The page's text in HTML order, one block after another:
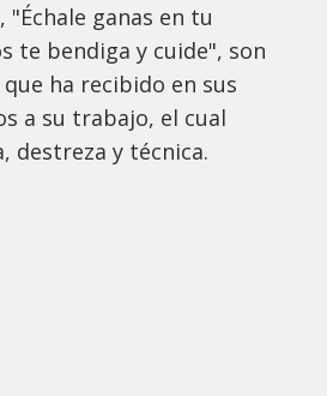
ganas en tu
te bendiga y cuide", son
ha recibido en sus
a su trabajo, el cual
destreza y técnica.